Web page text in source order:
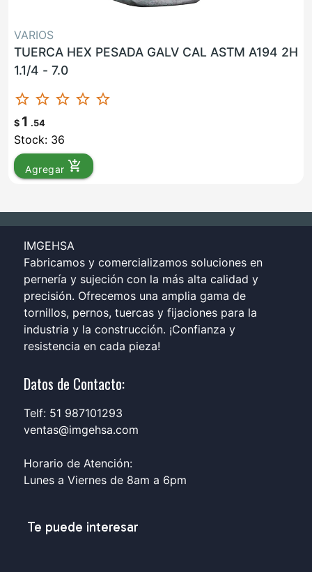
VARIOS
TUERCA HEX PESADA GALV CAL ASTM A194 2H
1.1/4 - 7.0
star_border star_border star_border star_border star_border
$ 1 .54
Stock: 36
Agregar add_shopping_cart
IMGEHSA
Fabricamos y comercializamos soluciones en
pernería y sujeción con la más alta calidad y
precisión. Ofrecemos una amplia gama de
tornillos, pernos, tuercas y fijaciones para la
industria y la construcción. ¡Confianza y
resistencia en cada pieza!
Datos de Contacto:
Telf: 51 987101293
ventas@imgehsa.com
Horario de Atención:
Lunes a Viernes de 8am a 6pm
Te puede interesar